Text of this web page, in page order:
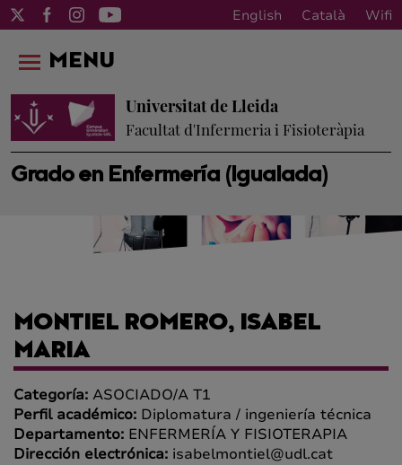
English Català Wifi
Grado en Enfermería (Igualada)
Universitat de Lleida
Facultat d'Infermeria i Fisioteràpia
MENU
MONTIEL ROMERO, ISABEL
MARIA
Categoría: ASOCIADO/A T1
Perfil académico: Diplomatura / ingeniería técnica
Departamento: ENFERMERÍA Y FISIOTERAPIA
Dirección electrónica: isabelmontiel@udl.cat